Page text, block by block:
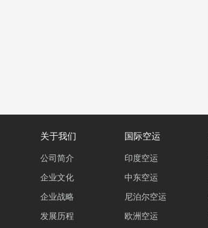
关于我们
公司简介
企业文化
企业战略
发展历程
国际空运
印度空运
中东空运
尼泊尔空运
欧洲空运